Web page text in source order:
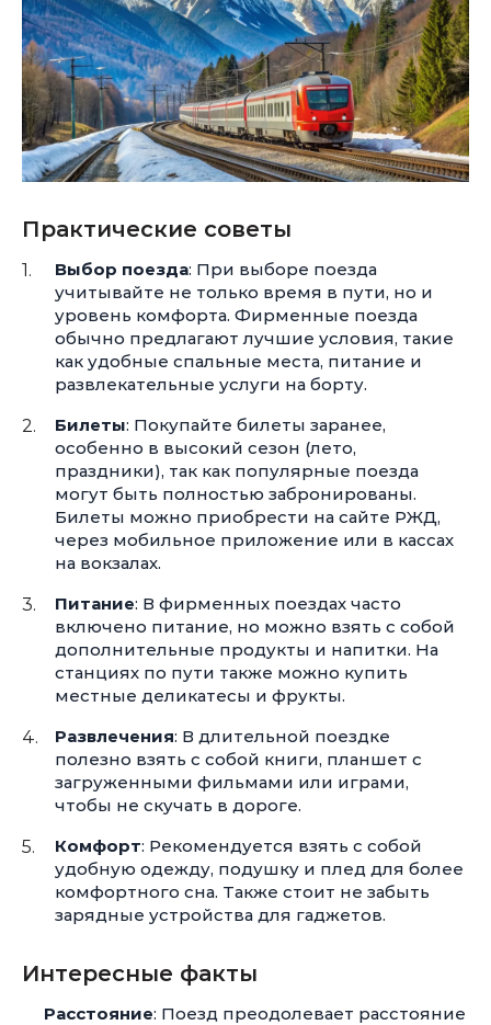
Практические советы
Выбор поезда: При выборе поезда
учитывайте не только время в пути, но и
уровень комфорта. Фирменные поезда
обычно предлагают лучшие условия, такие
как удобные спальные места, питание и
развлекательные услуги на борту.
Билеты: Покупайте билеты заранее,
особенно в высокий сезон (лето,
праздники), так как популярные поезда
могут быть полностью забронированы.
Билеты можно приобрести на сайте РЖД,
через мобильное приложение или в кассах
на вокзалах.
Питание: В фирменных поездах часто
включено питание, но можно взять с собой
дополнительные продукты и напитки. На
станциях по пути также можно купить
местные деликатесы и фрукты.
Развлечения: В длительной поездке
полезно взять с собой книги, планшет с
загруженными фильмами или играми,
чтобы не скучать в дороге.
Комфорт: Рекомендуется взять с собой
удобную одежду, подушку и плед для более
комфортного сна. Также стоит не забыть
зарядные устройства для гаджетов.
Интересные факты
Расстояние: Поезд преодолевает расстояние